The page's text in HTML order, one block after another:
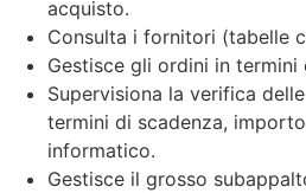
acquisto.
Consulta i fornitori (tabelle
Gestisce gli ordini in
Supervisiona la verifica
termini di scadenza,
informatico.
Gestisce il grosso